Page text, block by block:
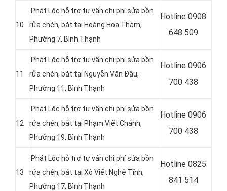
10
Phát Lộc hỗ trợ tư vấn chi phí sửa bồn
rửa chén, bát tại Hoàng Hoa Thám,
Phường 7, Bình Thạnh
Hotline 0908
648 509
11
Phát Lộc hỗ trợ tư vấn chi phí sửa bồn
rửa chén, bát tại Nguyễn Văn Đậu,
Phường 11, Bình Thạnh
Hotline 0906
700 438
12
Phát Lộc hỗ trợ tư vấn chi phí sửa bồn
rửa chén, bát tại Phạm Viết Chánh,
Phường 19, Bình Thạnh
Hotline 0906
700 438
13
Phát Lộc hỗ trợ tư vấn chi phí sửa bồn
rửa chén, bát tại Xô Viết Nghệ Tĩnh,
Phường 17, Bình Thạnh
Hotline 0825
841 514